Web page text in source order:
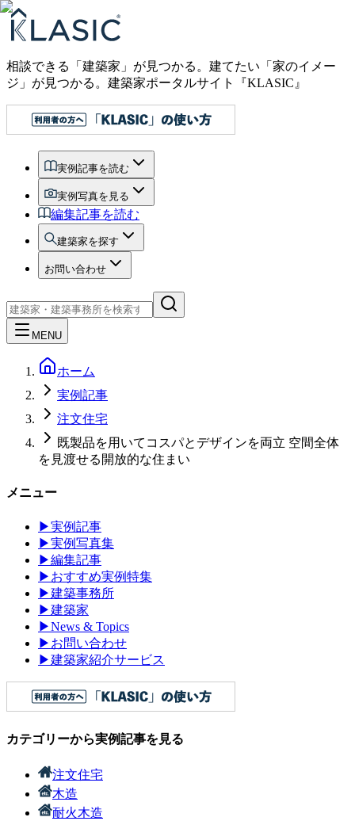
相談できる「建築家」が見つかる。建てたい「家のイメー
ジ」が見つかる。 建築家ポータルサイト『KLASIC』
実例記事を読む
実例写真を見る
編集記事を読む
建築家を探す
お問い合わせ
MENU
ホーム
実例記事
注文住宅
既製品を用いてコスパとデザインを両立 空間全体
を見渡せる開放的な住まい
メニュー
▶実例記事
▶実例写真集
▶編集記事
▶ おすすめ実例特集
▶建築事務所
▶建築家
▶News & Topics
▶ お問い合わせ
▶建築家紹介サービス
カテゴリーから実例記事を見る
注文住宅
木造
耐火木造